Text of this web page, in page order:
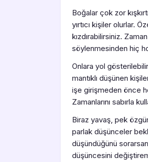
Boğalar çok zor
yırtıcı kişiler olurlar.
kızdırabilirsiniz.
söylenmesinden hiç
Onlara yol gösterilebilir
mantıklı düşünen
işe girişmeden önce
Zamanlarını sabırla
Biraz yavaş, pek
parlak düşünceler
düşündüğünü
düşüncesini